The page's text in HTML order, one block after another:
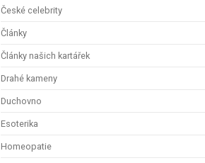
České celebrity
Články
Články našich kartářek
Drahé kameny
Duchovno
Esoterika
Homeopatie